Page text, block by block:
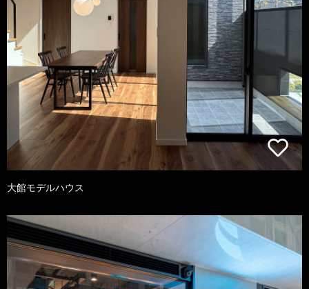
大館モデルハウス